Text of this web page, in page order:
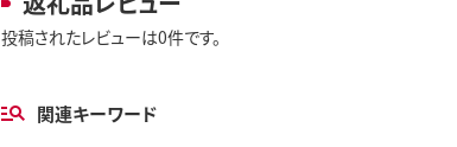
投稿されたレビューは0件です。
関連キーワード